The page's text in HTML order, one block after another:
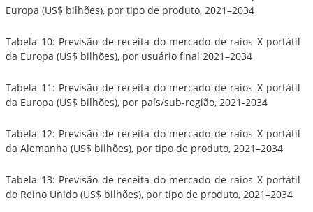
Europa (US$ bilhões), por tipo de produto, 2021–2034
Tabela 10: Previsão de receita do mercado de raios X portátil
da Europa (US$ bilhões), por usuário final 2021–2034
Tabela 11: Previsão de receita do mercado de raios X portátil
da Europa (US$ bilhões), por país/sub-região, 2021-2034
Tabela 12: Previsão de receita do mercado de raios X portátil
da Alemanha (US$ bilhões), por tipo de produto, 2021–2034
Tabela 13: Previsão de receita do mercado de raios X portátil
do Reino Unido (US$ bilhões), por tipo de produto, 2021–2034